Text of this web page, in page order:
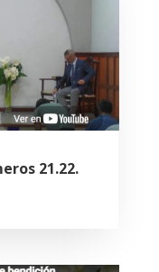
21.22.